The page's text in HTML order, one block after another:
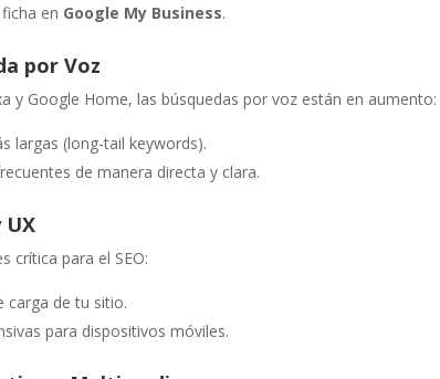
en Google My Business.
por Voz
y Google Home, las búsquedas por voz están en aumento:
largas (long-tail keywords).
de manera directa y clara.
UX
crítica para el SEO:
carga de tu sitio.
para dispositivos móviles.